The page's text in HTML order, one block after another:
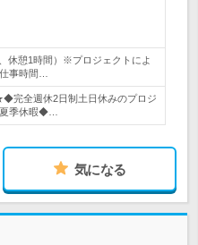
休憩1時間）※プロジェクトによ
事時間…
全週休2日制土日休みのプロジ
季休暇◆…
気になる